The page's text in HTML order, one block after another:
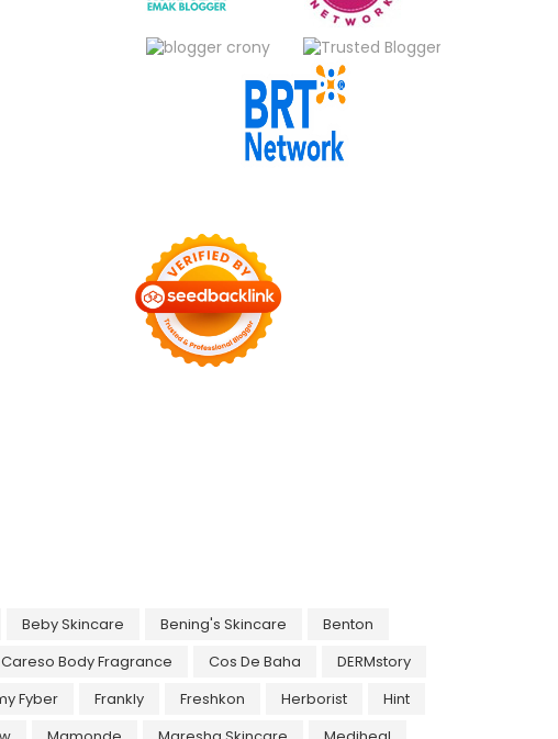
Beby Skincare Bening's Skincare
Benton
Careso Body Fragrance Cos De Baha
DERMstory
Fyber Frankly Freshkon Herborist
Hint